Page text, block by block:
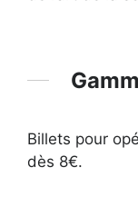
Billets pour
dès 8€.